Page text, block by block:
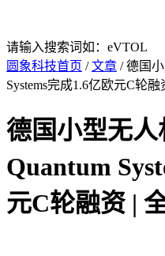
请输入搜索词如：eVTOL
圆象科技首页 /文章 / 德国
Systems完成1.6亿欧元C轮
德国小型无
Quantum
元C轮融资 |